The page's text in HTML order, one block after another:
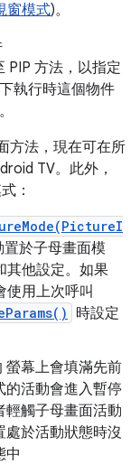
窗模式)。
PIP 方法，以指定
執行時這個物件
方法，現在可在所
TV。此外，
：
置於子母畫面模
其他設定。如果
使用上次呼叫
時設定
螢幕上會填滿先前
的活動會進入暫停
輕觸子母畫面活動
處於活動狀態時沒
中